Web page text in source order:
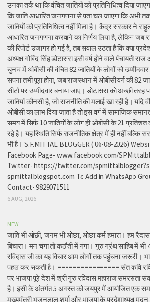
उनका तर्क था कि वंचित जातियों को प्रतिनिधित्व दिया
कि जाति आधारित जनगणना से पता चल जाएगा कि अभी
जातियों को प्रतिनिधित्व नहीं मिला है। केंद्र सरकार ने
आधारित जनगणना करवाने का निर्णय लिया है, लेकिन जब
की रिपोर्ट उजागर हो गई है, तब सवाल उठता है कि क्या
अध्यक्ष गोविंद सिंह डोटासरा इसी वर्ष होने वाले पंचायती
चुनाव में ओबीसी की वंचित 82 जातियों के लोगों को
सपना तभी पूरा होगा, जब राजस्थान में ओबीसी वर्ग की 82
सीटों पर उम्मीदवार बनाया जाए। डोटासरा को अच्छी तरह
जातियां कौनसी है, जो राजनीति की मलाई खा रही है। यदि
ओबीसी का लाभ दिया जाता है तो इस वर्ग में सामाजिक
समय में सिर्फ 10 जातियों के लोग ही ओबीसी के 21 प्रतिशत
रहे है। यह स्थिति सिर्फ राजनीतिक क्षेत्र में ही नहीं बल्कि
भी है। S.P.MITTAL BLOGGER ( 06-08-2026)
Facebook Page- www.facebook.com/
Twitter- https://twitter.com/
spmittal.blogspot.com To Add in WhatsApp
Contact- 9829071511
6 AUG, 2026
NEW
जाति भी ओछी, जनम भी ओछा, ओछा कर्म हमारा। हम रैदास
बिचारा। मन चंगा तो कठौती में गंगा। गुरु ग्रंथ साहिब में
रविदास जी का यह विचार आम लोगों तक पहुंचना जरूरी।
पहल कर सकती है। ================ संत कवि
पर भाजपा पूरे देश में श्री गुरु रविदास महाराज समरसता
है। इसी के अंतर्गत 5 अगस्त को जयपुर में आयोजित एक
मुख्यमंत्री भजनलाल शर्मा और भाजपा के प्रदेशाध्यक्ष